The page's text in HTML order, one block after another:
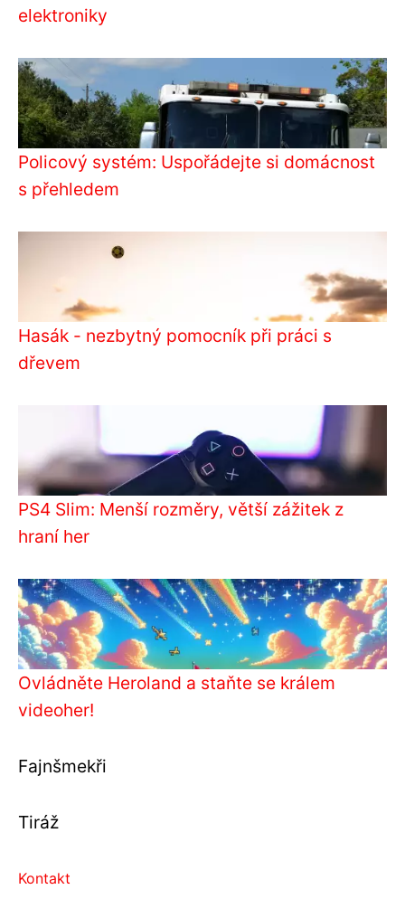
elektroniky
Policový systém: Uspořádejte si domácnost
s přehledem
Hasák - nezbytný pomocník při práci s
dřevem
PS4 Slim: Menší rozměry, větší zážitek z
hraní her
Ovládněte Heroland a staňte se králem
videoher!
Fajnšmekři
Tiráž
Kontakt